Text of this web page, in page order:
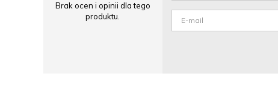
Brak ocen i opinii dla tego
produktu.